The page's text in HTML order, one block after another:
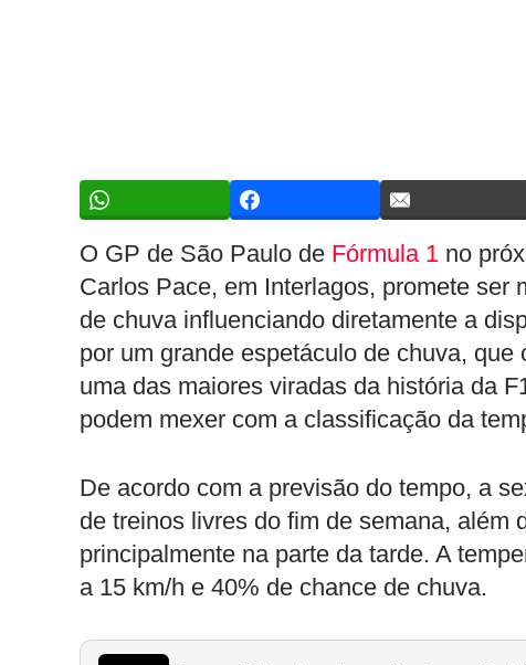
O GP de São Paulo de Fórmula 1 no
Carlos Pace, em Interlagos, promete
de chuva influenciando diretamente a
por um grande espetáculo de chuva,
uma das maiores viradas da história da
podem mexer com a classificação da
De acordo com a previsão do tempo, a
de treinos livres do fim de semana, além
principalmente na parte da tarde. A
a 15 km/h e 40% de chance de chuva.